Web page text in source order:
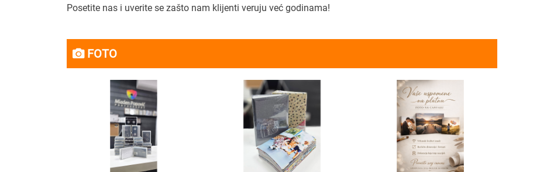
Posetite nas i uverite se zašto nam klijenti veruju već godinama!
FOTO